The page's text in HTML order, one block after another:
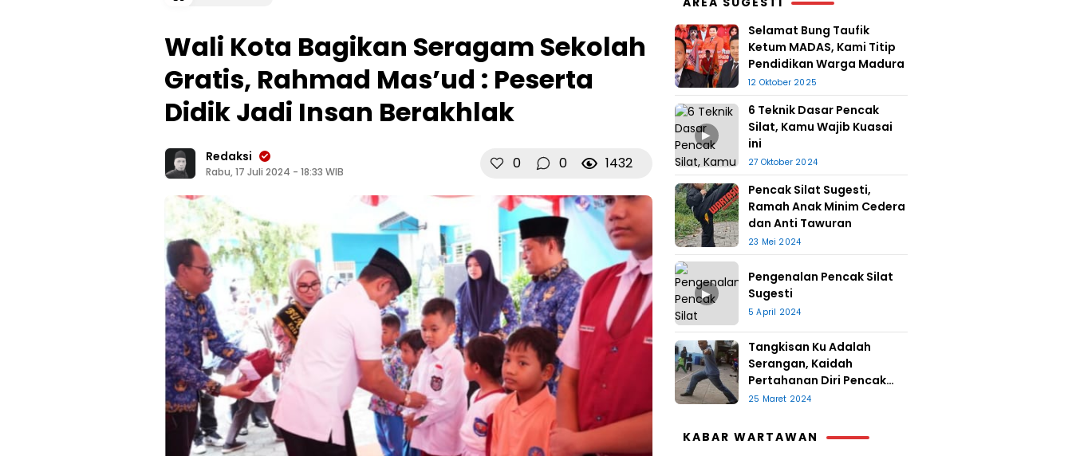
Wali Kota Bagikan Seragam Sekolah
Gratis, Rahmad Mas’ud : Peserta
Didik Jadi Insan Berakhlak
Redaksi
Rabu, 17 Juli 2024 - 18:33 WIB 0 0 1432
Selamat Bung Taufik
Ketum MADAS, Kami Titip
Pendidikan Warga Madura
12 Oktober 2025
▶
6 Teknik Dasar Pencak
Silat, Kamu Wajib Kuasai
ini
27 Oktober 2024
Pencak Silat Sugesti,
Ramah Anak Minim Cedera
dan Anti Tawuran
23 Mei 2024
▶
Pengenalan Pencak Silat
Sugesti
5 April 2024
Tangkisan Ku Adalah
Serangan, Kaidah
Pertahanan Diri Pencak
Sugesti
25 Maret 2024
KABAR WARTAWAN